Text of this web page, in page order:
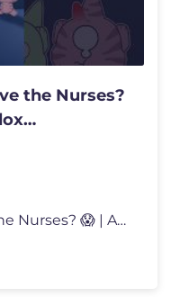
the Nurses?
Can 3 Tiny Anomalies Save the Nurses? 😱 | Animal Hospital Roblox #e